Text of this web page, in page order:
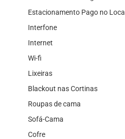
Estacionamento Pago no Local
Interfone
Internet
Wi-fi
Lixeiras
Blackout nas Cortinas
Roupas de cama
Sofá-Cama
Cofre